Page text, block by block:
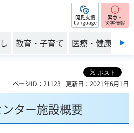
閲覧支援
教育・子育て 医療・健康・福
ページID：21123 更新日：2021年6月1日
ター施設概要